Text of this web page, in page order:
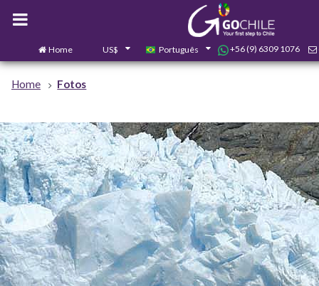
Home US$ Português +56 (9) 6309 1076
Home Fotos